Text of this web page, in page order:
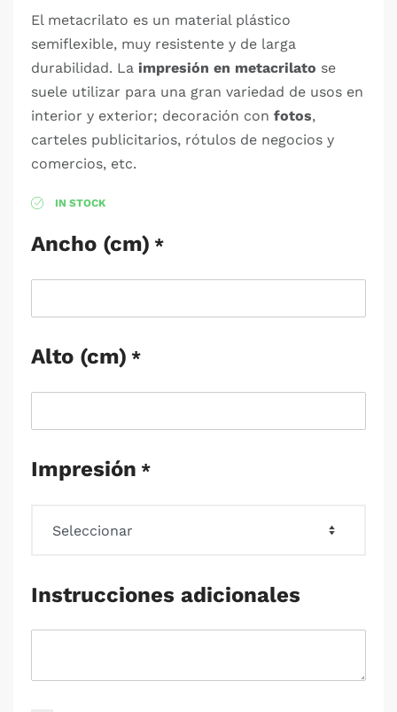
El metacrilato es un material plástico
semiflexible, muy resistente y de larga
durabilidad. La impresión en metacrilato se
suele utilizar para una gran variedad de usos en
interior y exterior; decoración con fotos,
carteles publicitarios, rótulos de negocios y
comercios, etc.
IN STOCK
Ancho (cm) *
Alto (cm) *
Impresión *
Instrucciones adicionales